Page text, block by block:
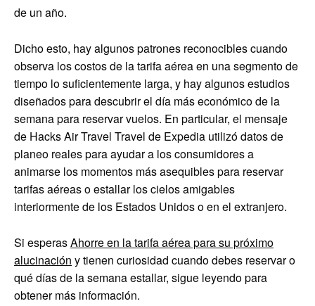
de un año.
Dicho esto, hay algunos patrones reconocibles cuando
observa los costos de la tarifa aérea en una segmento de
tiempo lo suficientemente larga, y hay algunos estudios
diseñados para descubrir el día más económico de la
semana para reservar vuelos. En particular, el mensaje
de Hacks Air Travel Travel de Expedia utilizó datos de
planeo reales para ayudar a los consumidores a
animarse los momentos más asequibles para reservar
tarifas aéreas o estallar los cielos amigables
interiormente de los Estados Unidos o en el extranjero.
Si esperasAhorre en la tarifa aérea para su próximo
alucinación y tienen curiosidad cuando debes reservar o
qué días de la semana estallar, sigue leyendo para
obtener más información.